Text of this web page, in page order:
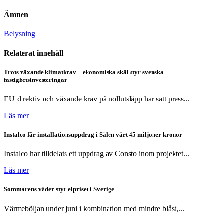
Ämnen
Belysning
Relaterat innehåll
Trots växande klimatkrav – ekonomiska skäl styr svenska
fastighetsinvesteringar
EU-direktiv och växande krav på nollutsläpp har satt press...
Läs mer
Instalco får installationsuppdrag i Sälen värt 45 miljoner kronor
Instalco har tilldelats ett uppdrag av Consto inom projektet...
Läs mer
Sommarens väder styr elpriset i Sverige
Värmeböljan under juni i kombination med mindre blåst,...